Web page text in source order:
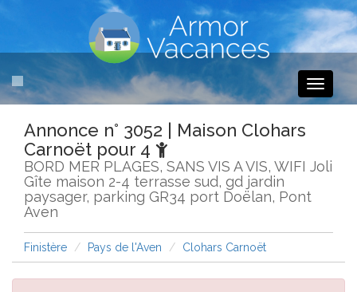
Toggle
Annonce n° 3052 | Maison Clohars
Carnoët pour 4
BORD MER PLAGES, SANS VIS A VIS, WIFI Joli
Gîte maison 2-4 terrasse sud, gd jardin
paysager, parking GR34 port Doëlan, Pont
Aven
Finistère Pays de l'Aven Clohars Carnoët